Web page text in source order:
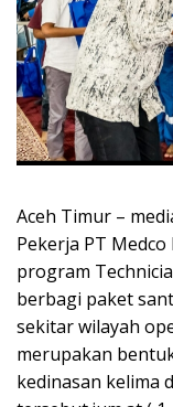
Aceh Timur –
Pekerja PT Medco
program
berbagi paket
sekitar wilayah
merupakan
kedinasan kelima